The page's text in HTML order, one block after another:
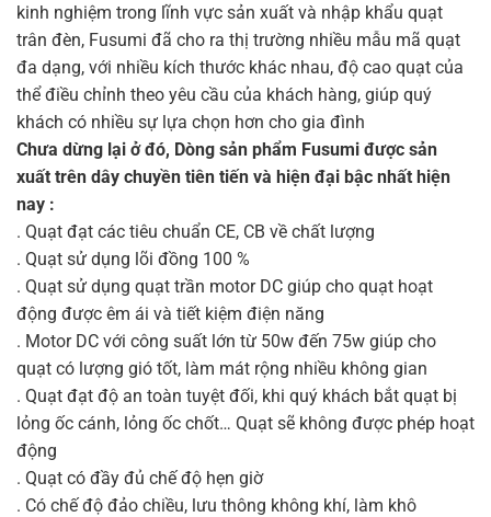
kinh nghiệm trong lĩnh vực sản xuất và nhập khẩu quạt
trân đèn, Fusumi đã cho ra thị trường nhiều mẫu mã quạt
đa dạng, với nhiều kích thước khác nhau, độ cao quạt của
thể điều chỉnh theo yêu cầu của khách hàng, giúp quý
khách có nhiều sự lựa chọn hơn cho gia đình
Chưa dừng lại ở đó, Dòng sản phẩm Fusumi được sản
xuất trên dây chuyền tiên tiến và hiện đại bậc nhất hiện
nay :
. Quạt đạt các tiêu chuẩn CE, CB về chất lượng
. Quạt sử dụng lõi đồng 100 %
. Quạt sử dụng quạt trần motor DC giúp cho quạt hoạt
động được êm ái và tiết kiệm điện năng
. Motor DC với công suất lớn từ 50w đến 75w giúp cho
quạt có lượng gió tốt, làm mát rộng nhiều không gian
. Quạt đạt độ an toàn tuyệt đối, khi quý khách bắt quạt bị
lỏng ốc cánh, lỏng ốc chốt… Quạt sẽ không được phép hoạt
động
. Quạt có đầy đủ chế độ hẹn giờ
. Có chế độ đảo chiều, lưu thông không khí, làm khô